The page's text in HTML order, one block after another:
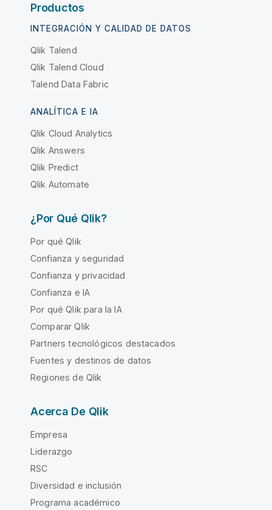
Productos
INTEGRACIÓN Y CALIDAD DE DATOS
Qlik Talend
Qlik Talend Cloud
Talend Data Fabric
ANALÍTICA E IA
Qlik Cloud Analytics
Qlik Answers
Qlik Predict
Qlik Automate
¿Por Qué Qlik?
Por qué Qlik
Confianza y seguridad
Confianza y privacidad
Confianza e IA
Por qué Qlik para la IA
Comparar Qlik
Partners tecnológicos destacados
Fuentes y destinos de datos
Regiones de Qlik
Acerca De Qlik
Empresa
Liderazgo
RSC
Diversidad e inclusión
Programa académico